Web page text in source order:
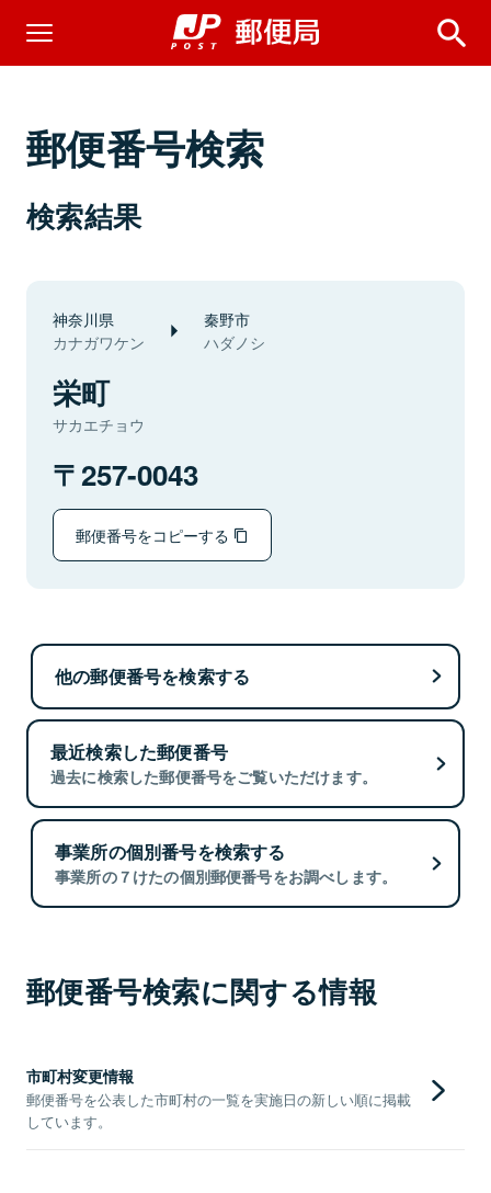
郵便番号検索
検索結果
神奈川県
カナガワケン
秦野市
ハダノシ
栄町
サカエチョウ
257-0043
郵便番号をコピーする
他の郵便番号を検索する
最近検索した郵便番号
過去に検索した郵便番号をご覧いただけます。
事業所の個別番号を検索する
事業所の７けたの個別郵便番号をお調べします。
郵便番号検索に関する情報
市町村変更情報
郵便番号を公表した市町村の一覧を実施日の新しい順に掲載
しています。